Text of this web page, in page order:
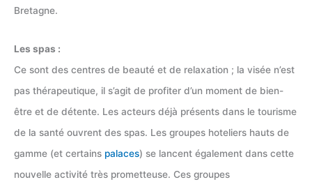
Bretagne.
Les spas :
Ce sont des centres de beauté et de relaxation ; la visée n’est
pas thérapeutique, il s’agit de profiter d’un moment de bien-
être et de détente. Les acteurs déjà présents dans le tourisme
de la santé ouvrent des spas. Les groupes hoteliers hauts de
gamme (et certains palaces) se lancent également dans cette
nouvelle activité très prometteuse. Ces groupes